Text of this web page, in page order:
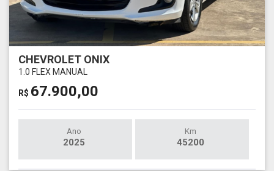
CHEVROLET ONIX
1.0 FLEX MANUAL
R$ 67.900,00
Ano
2025
Km
45200